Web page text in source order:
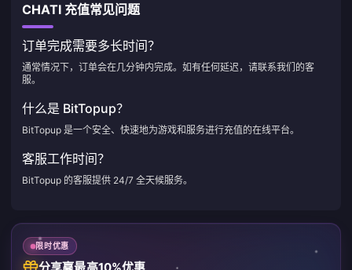
CHATI 充值常见问题
订单完成需要多长时间？
通常情况下，订单会在几分钟内完成。如有任何延迟，请联系我们的客
服。
什么是 BitTopup？
BitTopup 是一个安全、快速地为游戏和服务进行充值的在线平台。
客服工作时间？
BitTopup 的客服提供 24/7 全天候服务。
限时优惠